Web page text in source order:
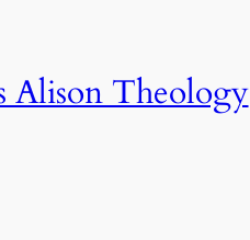
Alison Theology